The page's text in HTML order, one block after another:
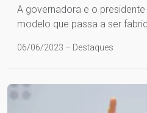
A governadora e o
modelo que passa a ser
06/06/2023 – Destaques